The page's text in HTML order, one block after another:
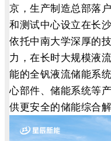
京，生产制造总部落
和测试中心设立在长沙
依托中南大学深厚的
力，在长时大规模液
能的全钒液流储能系
心部件、储能系统等
供更安全的储能综合解